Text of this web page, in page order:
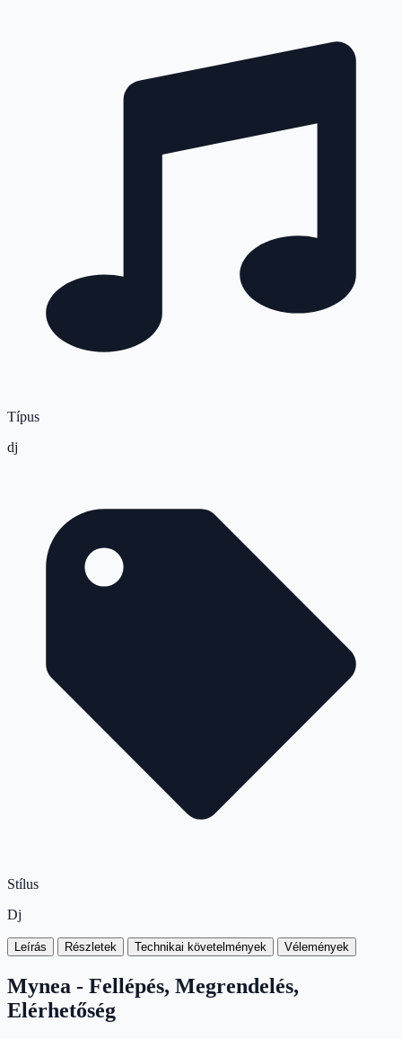
Típus
dj
Stílus
Dj
Leírás Részletek Technikai követelmények Vélemények
Mynea - Fellépés, Megrendelés,
Elérhetőség